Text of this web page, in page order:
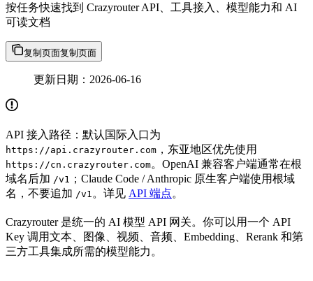
按任务快速找到 Crazyrouter API、工具接入、模型能力和 AI
可读文档
复制页面复制页面
更新日期：2026-06-16
API 接入路径：默认国际入口为
https://api.crazyrouter.com ，东亚地区优先使用
https://cn.crazyrouter.com。OpenAI 兼容客户端通常在根
域名后加 /v1
；Claude Code / Anthropic 原生客户端使用根域
名，不要追加 /v1 。详见 API 端点。
Crazyrouter 是统一的 AI 模型 API 网关。你可以用一个 API
Key 调用文本、图像、视频、音频、Embedding、Rerank 和第
三方工具集成所需的模型能力。